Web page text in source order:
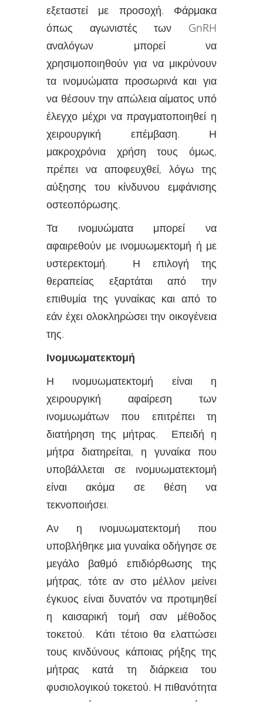
εξεταστεί με προσοχή. Φάρμακα
όπως αγωνιστές των GnRH
αναλόγων μπορεί να
χρησιμοποιηθούν για να μικρύνουν
τα ινομυώματα προσωρινά και για
να θέσουν την απώλεια αίματος υπό
έλεγχο μέχρι να πραγματοποιηθεί η
χειρουργική επέμβαση. Η
μακροχρόνια χρήση τους όμως,
πρέπει να αποφευχθεί, λόγω της
αύξησης του κίνδυνου εμφάνισης
οστεοπόρωσης.
Τα ινομυώματα μπορεί να
αφαιρεθούν με ινομυωμεκτομή ή με
υστερεκτομή. Η επιλογή της
θεραπείας εξαρτάται από την
επιθυμία της γυναίκας και από το
εάν έχει ολοκληρώσει την οικογένεια
της.
Ινομυωματεκτομή
Η ινομυωματεκτομή είναι η
χειρουργική αφαίρεση των
ινομυωμάτων που επιτρέπει τη
διατήρηση της μήτρας. Επειδή η
μήτρα διατηρείται, η γυναίκα που
υποβάλλεται σε ινομυωματεκτομή
είναι ακόμα σε θέση να
τεκνοποιήσει.
Αν η ινομυωματεκτομή που
υποβλήθηκε μια γυναίκα οδήγησε σε
μεγάλο βαθμό επιδιόρθωσης της
μήτρας, τότε αν στο μέλλον μείνει
έγκυος είναι δυνατόν να προτιμηθεί
η καισαρική τομή σαν μέθοδος
τοκετού. Κάτι τέτοιο θα ελαττώσει
τους κινδύνους κάποιας ρήξης της
μήτρας κατά τη διάρκεια του
φυσιολογικού τοκετού. Η πιθανότητα